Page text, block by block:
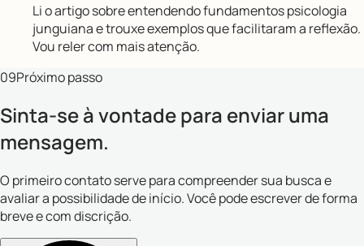
Li o artigo sobre entendendo fundamentos psicologia
junguiana e trouxe exemplos que facilitaram a reflexão.
Vou reler com mais atenção.
09Próximo passo
Sinta-se à vontade para enviar uma
mensagem.
O primeiro contato serve para compreender sua busca e
avaliar a possibilidade de início. Você pode escrever de forma
breve e com discrição.